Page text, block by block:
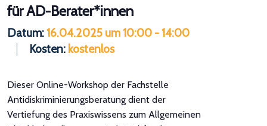
für AD-Berater*innen
Datum:16.04.2025 um 10:00 -14:00
Kosten: kostenlos
Dieser Online-Workshop der Fachstelle
Antidiskriminierungsberatung dient der
Vertiefung des Praxiswissens zum Allgemeinen